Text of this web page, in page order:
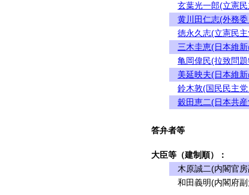
玄葉光一郎(立憲
黄川田仁志(外務
徳永久志(立憲民
三木圭恵(日本維
亀岡偉民(拉致問
美延映夫(日本維
鈴木敦(国民民主
穀田恵二(日本共
答弁者等
大臣等（建制順）：
木原誠二(内閣官房
和田義明(内閣府副